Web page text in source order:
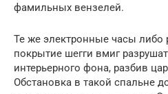
фамильных вензелей.
Те же электронные часы либо
покрытие шегги вмиг
интерьерного фона, разбив
Обстановка в такой спальне